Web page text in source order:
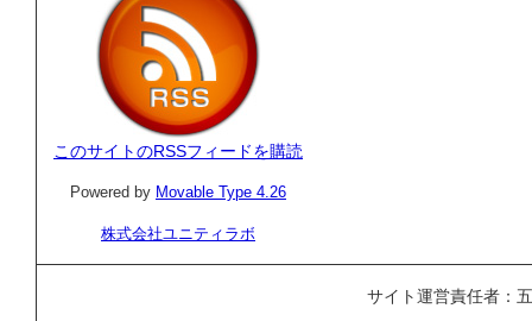
このサイトのRSSフィードを購読
Powered by Movable Type 4.26
株式会社ユニティラボ
サイト運営責任者：